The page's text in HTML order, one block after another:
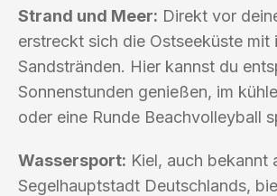
Strand und Meer: Direkt vor
erstreckt sich die Ostseeküste mit
Sandstränden. Hier kannst du
Sonnenstunden genießen, im
oder eine Runde Beachvolleyball
Wassersport: Kiel, auch bekannt
Segelhauptstadt Deutschlands,